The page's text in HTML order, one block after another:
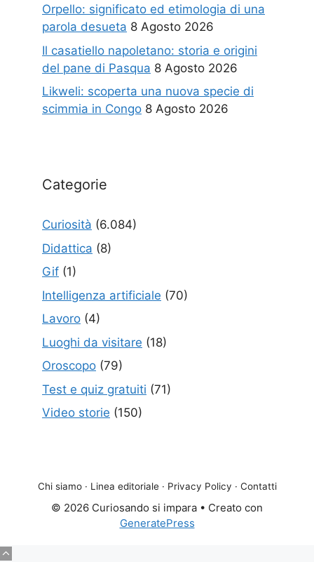
Orpello: significato ed etimologia di una
parola desueta 8 Agosto 2026
Il casatiello napoletano: storia e origini
del pane di Pasqua 8 Agosto 2026
Likweli: scoperta una nuova specie di
scimmia in Congo 8 Agosto 2026
Categorie
Curiosità (6.084)
Didattica (8)
Gif (1)
Intelligenza artificiale (70)
Lavoro (4)
Luoghi da visitare (18)
Oroscopo (79)
Test e quiz gratuiti (71)
Video storie (150)
Chi siamo · Linea editoriale · Privacy Policy · Contatti
© 2026 Curiosando si impara • Creato con
GeneratePress